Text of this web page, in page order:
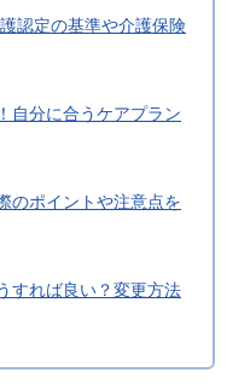
認定の基準や介護保険
自分に合うケアプラン
のポイントや注意点を
すれば良い？変更方法